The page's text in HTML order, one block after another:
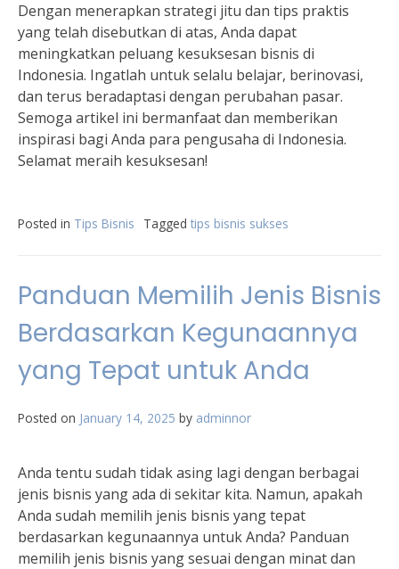
Dengan menerapkan strategi jitu dan tips praktis
yang telah disebutkan di atas, Anda dapat
meningkatkan peluang kesuksesan bisnis di
Indonesia. Ingatlah untuk selalu belajar, berinovasi,
dan terus beradaptasi dengan perubahan pasar.
Semoga artikel ini bermanfaat dan memberikan
inspirasi bagi Anda para pengusaha di Indonesia.
Selamat meraih kesuksesan!
Posted in Tips Bisnis Tagged tips bisnis sukses
Panduan Memilih Jenis Bisnis
Berdasarkan Kegunaannya
yang Tepat untuk Anda
Posted on January 14, 2025 by adminnor
Anda tentu sudah tidak asing lagi dengan berbagai
jenis bisnis yang ada di sekitar kita. Namun, apakah
Anda sudah memilih jenis bisnis yang tepat
berdasarkan kegunaannya untuk Anda? Panduan
memilih jenis bisnis yang sesuai dengan minat dan